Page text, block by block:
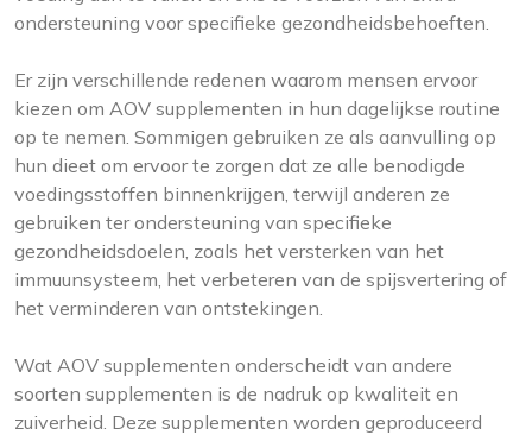
ondersteuning voor specifieke gezondheidsbehoeften.
Er zijn verschillende redenen waarom mensen ervoor
kiezen om AOV supplementen in hun dagelijkse routine
op te nemen. Sommigen gebruiken ze als aanvulling op
hun dieet om ervoor te zorgen dat ze alle benodigde
voedingsstoffen binnenkrijgen, terwijl anderen ze
gebruiken ter ondersteuning van specifieke
gezondheidsdoelen, zoals het versterken van het
immuunsysteem, het verbeteren van de spijsvertering of
het verminderen van ontstekingen.
Wat AOV supplementen onderscheidt van andere
soorten supplementen is de nadruk op kwaliteit en
zuiverheid. Deze supplementen worden geproduceerd